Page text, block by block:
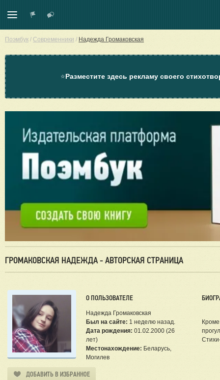
Поэмбук / Современники / Надежда Громаковская
⭐Разместите здесь рекламу своего
ГРОМАКОВСКАЯ НАДЕЖДА - АВТОРСКАЯ СТРАНИЦА
О ПОЛЬЗОВАТЕЛЕ
Надежда Громаковская
Был на сайте: 1 неделю назад.
Дата рождения: 01.02.2000 (26
лет)
Местонахождение: Беларусь,
Могилев
ДОБАВИТЬ В ИЗБРАННОЕ